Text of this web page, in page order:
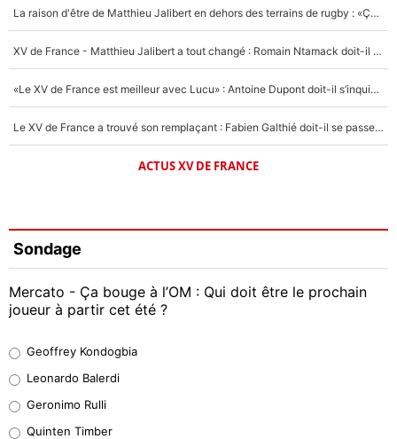
La raison d'être de Matthieu Jalibert en dehors des terrains de rugby : «Ça m'atteint autant que si tu touches à un membre de ma famille»
XV de France - Matthieu Jalibert a tout changé : Romain Ntamack doit-il s’inquiéter pour sa place à un an de la Coupe du monde ?
«Le XV de France est meilleur avec Lucu» : Antoine Dupont doit-il s’inquiéter pour sa place ?
Le XV de France a trouvé son remplaçant : Fabien Galthié doit-il se passer d'Antoine Dupont ?
ACTUS XV DE FRANCE
Sondage
Mercato - Ça bouge à l’OM : Qui doit être le prochain
joueur à partir cet été ?
38%
32%
Geoffrey Kondogbia
Leonardo Balerdi
Geronimo Rulli
Quinten Timber